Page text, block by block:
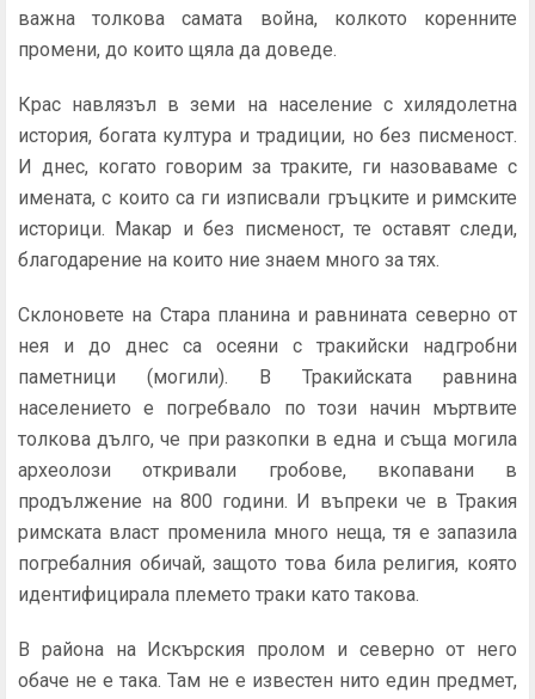
важна толкова самата война, колкото коренните
промени, до които щяла да доведе.
Крас навлязъл в земи на население с хилядолетна
история, богата култура и традиции, но без писменост.
И днес, когато говорим за траките, ги назоваваме с
имената, с които са ги изписвали гръцките и римските
историци. Макар и без писменост, те оставят следи,
благодарение на които ние знаем много за тях.
Склоновете на Стара планина и равнината северно от
нея и до днес са осеяни с тракийски надгробни
паметници (могили). В Тракийската равнина
населението е погребвало по този начин мъртвите
толкова дълго, че при разкопки в една и съща могила
археолози откривали гробове, вкопавани в
продължение на 800 години. И въпреки че в Тракия
римската власт променила много неща, тя е запазила
погребалния обичай, защото това била религия, която
идентифицирала племето траки като такова.
В района на Искърския пролом и северно от него
обаче не е така. Там не е известен нито един предмет,